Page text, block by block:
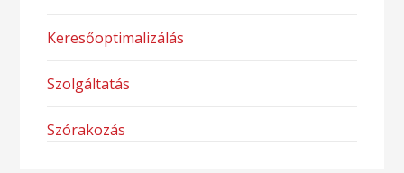
Keresőoptimalizálás
Szolgáltatás
Szórakozás